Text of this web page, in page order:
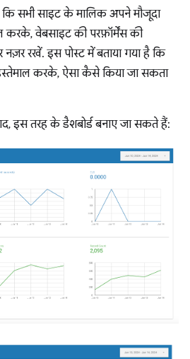
कि सभी साइट के मालिक अपने मौजूदा
करके, वेबसाइट की परफ़ॉर्मेंस की
नज़र रखें. इस पोस्ट में बताया गया है कि
करके, ऐसा कैसे किया जा सकता
तरह के डैशबोर्ड बनाए जा सकते हैं: